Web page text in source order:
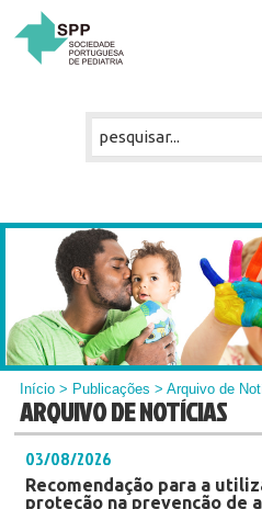
Início > Publicações > Arquivo de
ARQUIVO DE NOTÍCIAS
03/08/2026
Recomendação para a
proteção na prevenção de